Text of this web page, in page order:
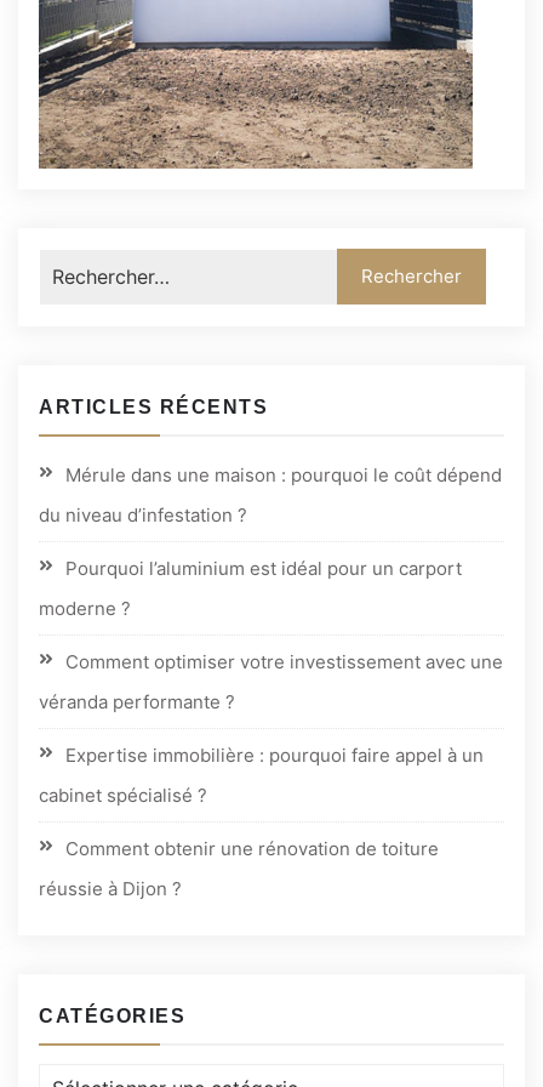
ARTICLES RÉCENTS
Mérule dans une maison : pourquoi le coût dépend
du niveau d’infestation ?
Pourquoi l’aluminium est idéal pour un carport
moderne ?
Comment optimiser votre investissement avec une
véranda performante ?
Expertise immobilière : pourquoi faire appel à un
cabinet spécialisé ?
Comment obtenir une rénovation de toiture
réussie à Dijon ?
CATÉGORIES
Catégories